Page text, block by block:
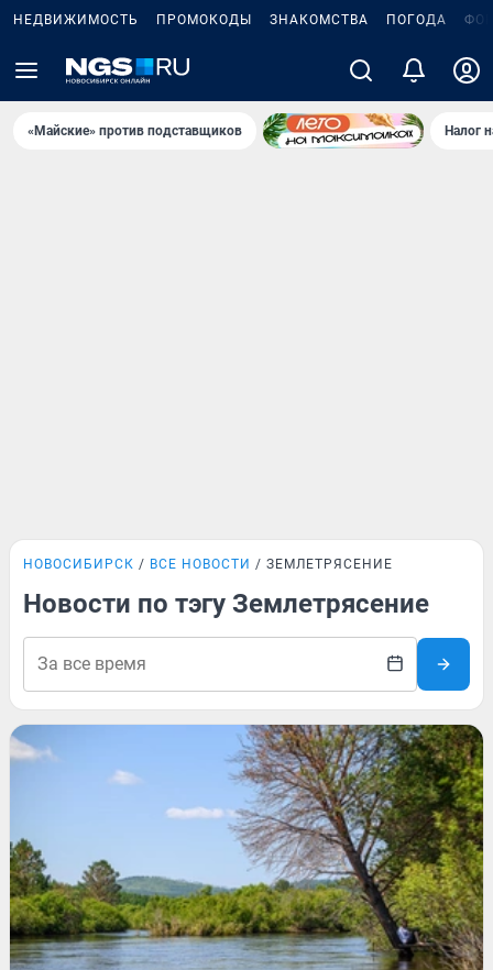
НЕДВИЖИМОСТЬ ПРОМОКОДЫ ЗНАКОМСТВА ПОГОДА
«Майские» против подставщиков Налог
НОВОСИБИРСК ВСЕ НОВОСТИ ЗЕМЛЕТРЯСЕНИЕ
Новости по тэгу Землетрясение